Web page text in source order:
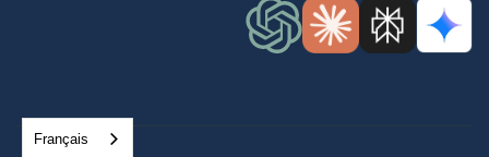
Français